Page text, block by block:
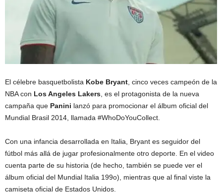
El célebre basquetbolista Kobe Bryant, cinco veces campeón de la
NBA con Los Angeles Lakers, es el protagonista de la nueva
campaña que Panini lanzó para promocionar el álbum oficial del
Mundial Brasil 2014, llamada #WhoDoYouCollect.
Con una infancia desarrollada en Italia, Bryant es seguidor del
fútbol más allá de jugar profesionalmente otro deporte. En el video
cuenta parte de su historia (de hecho, también se puede ver el
álbum oficial del Mundial Italia 199o), mientras que al final viste la
camiseta oficial de Estados Unidos.